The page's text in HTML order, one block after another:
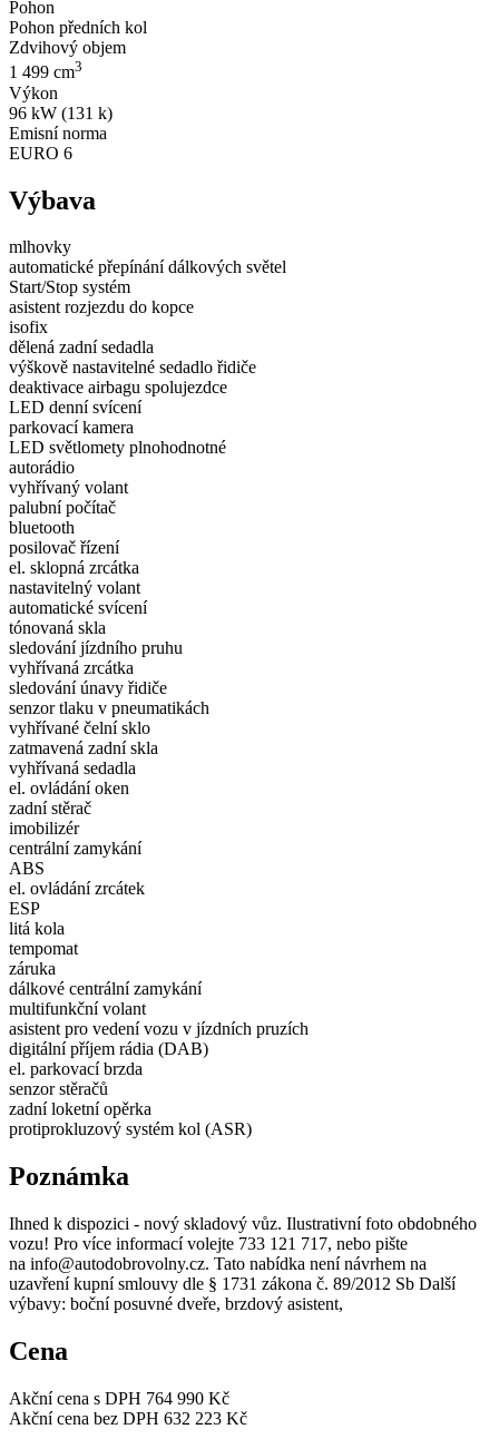
Pohon
Pohon předních kol
Zdvihový objem
1 499 cm3
Výkon
96 kW (131 k)
Emisní norma
EURO 6
Výbava
mlhovky
automatické přepínání dálkových světel
Start/Stop systém
asistent rozjezdu do kopce
isofix
dělená zadní sedadla
výškově nastavitelné sedadlo řidiče
deaktivace airbagu spolujezdce
LED denní svícení
parkovací kamera
LED světlomety plnohodnotné
autorádio
vyhřívaný volant
palubní počítač
bluetooth
posilovač řízení
el. sklopná zrcátka
nastavitelný volant
automatické svícení
tónovaná skla
sledování jízdního pruhu
vyhřívaná zrcátka
sledování únavy řidiče
senzor tlaku v pneumatikách
vyhřívané čelní sklo
zatmavená zadní skla
vyhřívaná sedadla
el. ovládání oken
zadní stěrač
imobilizér
centrální zamykání
ABS
el. ovládání zrcátek
ESP
litá kola
tempomat
záruka
dálkové centrální zamykání
multifunkční volant
asistent pro vedení vozu v jízdních pruzích
digitální příjem rádia (DAB)
el. parkovací brzda
senzor stěračů
zadní loketní opěrka
protiprokluzový systém kol (ASR)
Poznámka
Ihned k dispozici - nový skladový vůz. Ilustrativní foto obdobného
vozu! Pro více informací volejte 733 121 717, nebo pište
na info@autodobrovolny.cz. Tato nabídka není návrhem na
uzavření kupní smlouvy dle § 1731 zákona č. 89/2012 Sb Další
výbavy: boční posuvné dveře, brzdový asistent,
Cena
Akční cena s DPH 764 990 Kč
Akční cena bez DPH 632 223 Kč